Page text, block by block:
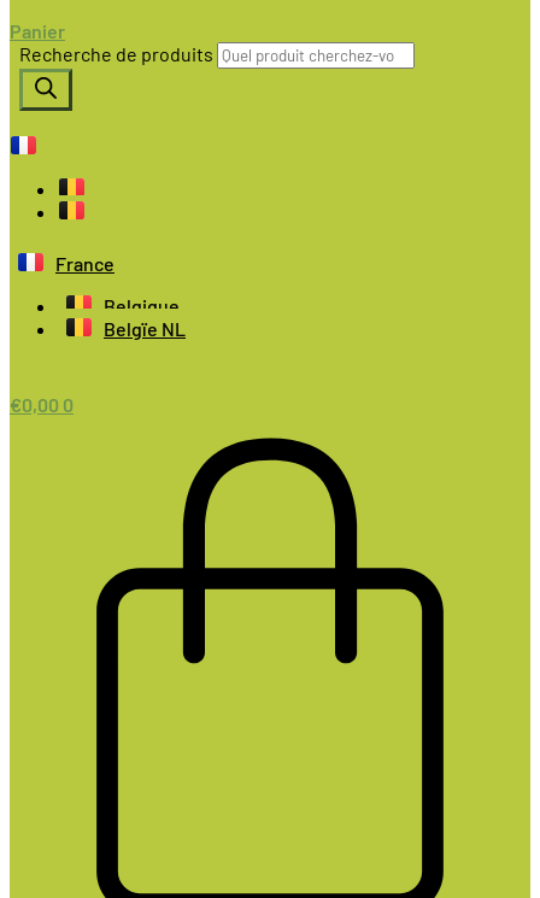
Panier
Recherche de produits
France
Belgique
Belgïe NL
€0,00 0